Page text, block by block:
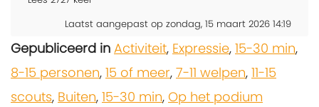
Laatst aangepast op zondag, 15 maart 2026 14:19
Gepubliceerd in Activiteit, Expressie, 15-30 min,
8-15 personen, 15 of meer, 7-11 welpen, 11-15
scouts, Buiten, 15-30 min, Op het podium